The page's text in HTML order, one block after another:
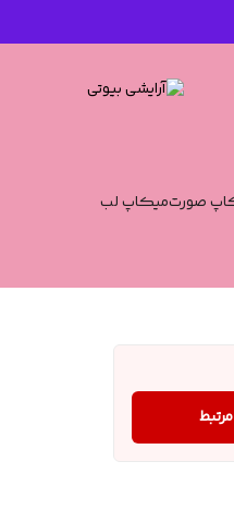
صورتمیکاپ لب